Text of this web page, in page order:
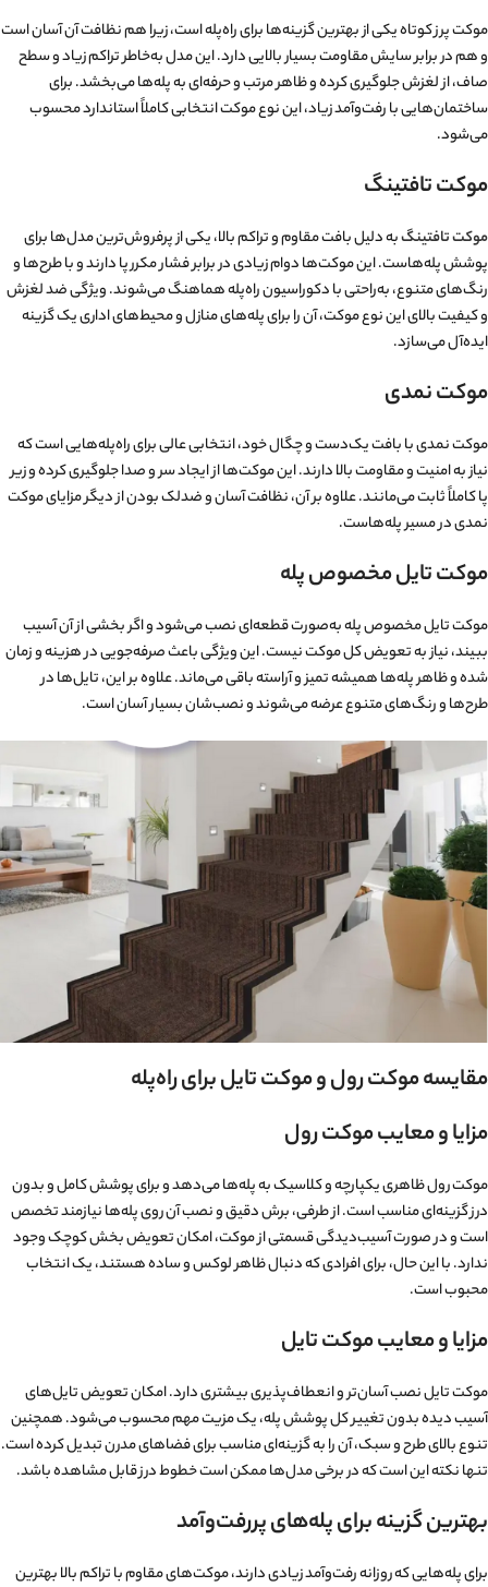
موکت پرز کوتاه یکی از بهترین گزینه‌ها برای راه‌پله است، زیرا هم نظافت آن آسان است
و هم در برابر سایش مقاومت بسیار بالایی دارد. این مدل به‌خاطر تراکم زیاد و سطح
صاف، از لغزش جلوگیری کرده و ظاهر مرتب و حرفه‌ای به پله‌ها می‌بخشد. برای
ساختمان‌هایی با رفت‌وآمد زیاد، این نوع موکت انتخابی کاملاً استاندارد محسوب
می‌شود.
موکت تافتینگ
موکت تافتینگبه دلیل بافت مقاوم و تراکم بالا، یکی از پرفروش‌ترین مدل‌ها برای
پوشش پله‌هاست. این موکت‌ها دوام زیادی در برابر فشار مکرر پا دارند و با طرح‌ها و
رنگ‌های متنوع، به‌راحتی با دکوراسیون راه‌پله هماهنگ می‌شوند. ویژگی ضد لغزش
و کیفیت بالای این نوع موکت، آن را برای پله‌های منازل و محیط‌های اداری یک گزینه
ایده‌آل می‌سازد.
موکت نمدی
موکت نمدی با بافت یک‌دست و چگال خود، انتخابی عالی برای راه‌پله‌هایی است که
نیاز به امنیت و مقاومت بالا دارند. این موکت‌ها از ایجاد سر و صدا جلوگیری کرده و زیر
پا کاملاً ثابت می‌مانند. علاوه بر آن، نظافت آسان و ضدلک بودن از دیگر مزایای موکت
نمدی در مسیر پله‌هاست.
موکت تایل مخصوص پله
موکت تایل مخصوص پله به‌صورت قطعه‌ای نصب می‌شود و اگر بخشی از آن آسیب
ببیند، نیاز به تعویض کل موکت نیست. این ویژگی باعث صرفه‌جویی در هزینه و زمان
شده و ظاهر پله‌ها همیشه تمیز و آراسته باقی می‌ماند. علاوه بر این، تایل‌ها در
طرح‌ها و رنگ‌های متنوع عرضه می‌شوند و نصب‌شان بسیار آسان است.
مقایسه موکت رول و موکت تایل برای راه‌پله
مزایا و معایب موکت رول
موکت رول ظاهری یکپارچه و کلاسیک به پله‌ها می‌دهد و برای پوشش کامل و بدون
درز گزینه‌ای مناسب است. از طرفی، برش دقیق و نصب آن روی پله‌ها نیازمند تخصص
است و در صورت آسیب‌دیدگی قسمتی از موکت، امکان تعویض بخش کوچک وجود
ندارد. با این حال، برای افرادی که دنبال ظاهر لوکس و ساده هستند، یک انتخاب
محبوب است.
مزایا و معایب موکت تایل
موکت تایل نصب آسان‌تر و انعطاف‌پذیری بیشتری دارد. امکان تعویض تایل‌های
آسیب دیده بدون تغییر کل پوشش پله، یک مزیت مهم محسوب می‌شود. همچنین
تنوع بالای طرح و سبک، آن را به گزینه‌ای مناسب برای فضاهای مدرن تبدیل کرده است.
تنها نکته این است که در برخی مدل‌ها ممکن است خطوط درز قابل مشاهده باشد.
بهترین گزینه برای پله‌های پررفت‌وآمد
برای پله‌هایی که روزانه رفت‌وآمد زیادی دارند، موکت‌های مقاوم با تراکم بالا بهترین